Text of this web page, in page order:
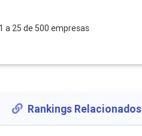
a 25 de 500 empresas
Rankings Relacionados